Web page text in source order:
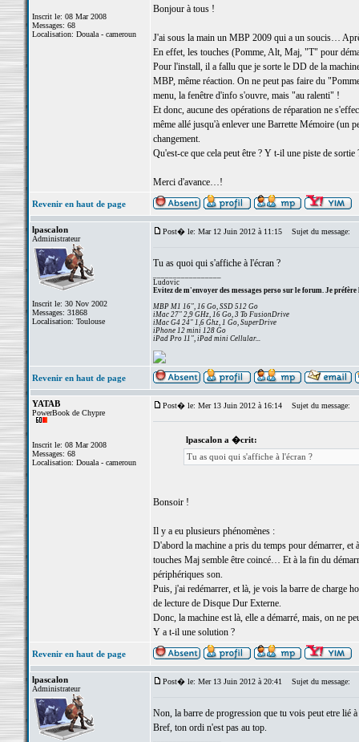
Inscrit le: 08 Mar 2008
Messages: 68
Localisation: Douala - cameroun
Bonjour à tous !
J'ai sous la main un MBP 2009 qui a un soucis…
En effet, les touches (Pomme, Alt, Maj, "T" pour
Pour l'install, il a fallu que je sorte le DD de la
MBP, même réaction. On ne peut pas faire du
menu, la fenêtre d'info s'ouvre, mais "au ralenti" !
Et donc, aucune des opérations de réparation ne
même allé jusqu'à enlever une Barrette Mémoire (un
changement.
Qu'est-ce que cela peut être ? Y t-il une piste de sortie
Merci d'avance…!
Revenir en haut de page
lpascalon
Administrateur
Inscrit le: 30 Nov 2002
Messages: 31868
Localisation: Toulouse
Post� le: Mar 12 Juin 2012 à 11:15 Sujet du message:
Tu as quoi qui s'affiche à l'écran ?
Ludovic
Evitez de m'envoyer des messages perso sur le forum. Je préfère
MBP M1 16", 16 Go, SSD 512 Go
iMac 27" 2,9 GHz, 16 Go, 3 To FusionDrive
iMac G4 24" 1,6 Ghz, 1 Go, SuperDrive
iPhone 12 mini 128 Go
iPad Pro 11", iPad mini Cellular...
Revenir en haut de page
YATAB
PowerBook de Chypre
Inscrit le: 08 Mar 2008
Messages: 68
Localisation: Douala - cameroun
Post� le: Mer 13 Juin 2012 à 16:14 Sujet du message:
lpascalon a �crit:
Tu as quoi qui s'affiche à l'écran ?
Bonsoir !
Il y a eu plusieurs phénomènes :
D'abord la machine a pris du temps pour démarrer, et
touches Maj semble être coincé… Et à la fin du
périphériques son.
Puis, j'ai redémarrer, et là, je vois la barre de charge
de lecture de Disque Dur Externe.
Donc, la machine est là, elle a démarré, mais, on ne
Y a t-il une solution ?
Revenir en haut de page
lpascalon
Administrateur
Post� le: Mer 13 Juin 2012 à 20:41 Sujet du message:
Non, la barre de progression que tu vois peut etre lié
Bref, ton ordi n'est pas au top.